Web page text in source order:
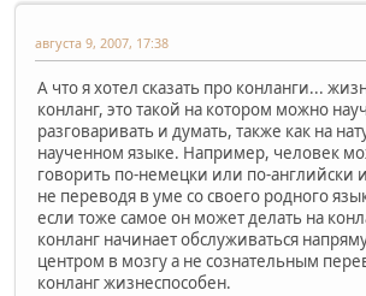
августа 9, 2007, 17:38
А что я хотел сказать про конланги...
конланг, это такой на котором можно
разговаривать и думать, также как на
наученном языке. Например, человек
говорить по-немецки или по-английски
не переводя в уме со своего родного
если тоже самое он может делать на
конланг начинает обслуживаться
центром в мозгу а не сознательным
конланг жизнеспособен.